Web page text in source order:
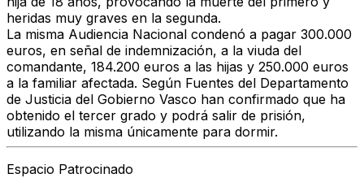
heridas muy graves en la segunda.
La misma Audiencia Nacional condenó a pagar 300.000
euros, en señal de indemnización, a la viuda del
comandante, 184.200 euros a las hijas y 250.000 euros
a la familiar afectada. Según Fuentes del Departamento
de Justicia del Gobierno Vasco han confirmado que ha
obtenido el tercer grado y podrá salir de prisión,
utilizando la misma únicamente para dormir.
Espacio Patrocinado